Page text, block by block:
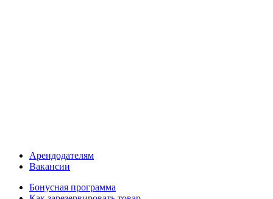
Арендодателям
Вакансии
Бонусная программа